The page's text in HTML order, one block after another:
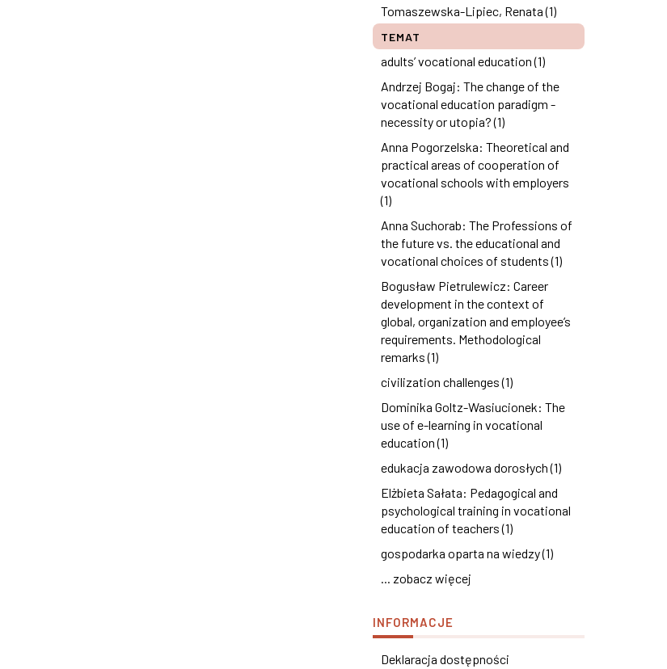
Tomaszewska-Lipiec, Renata (1)
TEMAT
adults’ vocational education (1)
Andrzej Bogaj: The change of the
vocational education paradigm -
necessity or utopia? (1)
Anna Pogorzelska: Theoretical and
practical areas of cooperation of
vocational schools with employers
(1)
Anna Suchorab: The Professions of
the future vs. the educational and
vocational choices of students (1)
Bogusław Pietrulewicz: Career
development in the context of
global, organization and employee’s
requirements. Methodological
remarks (1)
civilization challenges (1)
Dominika Goltz-Wasiucionek: The
use of e-learning in vocational
education (1)
edukacja zawodowa dorosłych (1)
Elżbieta Sałata: Pedagogical and
psychological training in vocational
education of teachers (1)
gospodarka oparta na wiedzy (1)
... zobacz więcej
INFORMACJE
Deklaracja dostępności